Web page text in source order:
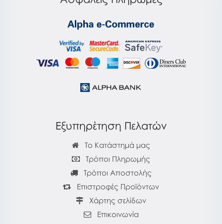
Εξυπηρέτηση Πελατών
Το Κατάστημά μας
Τρόποι Πληρωμής
Τρόποι Αποστολής
Επιστροφές Προϊόντων
Χάρτης σελίδων
Επικοινωνία